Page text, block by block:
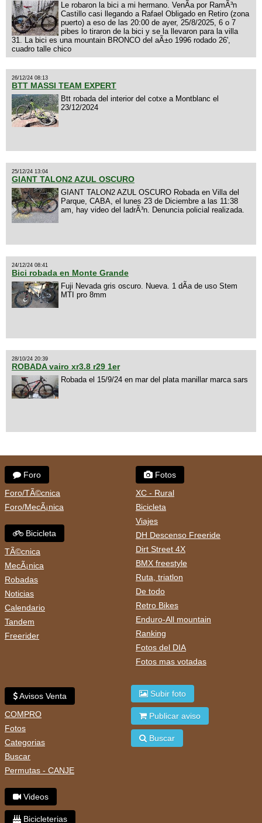
Le robaron la bici a mi hermano. VenÃ­a por RamÃ³n
Castillo casi llegando a Rafael Obligado en Retiro (zona
puerto) a eso de las 20:00 de ayer, 25/8/2025, 6 o 7
pibes lo tiraron de la bici y se la llevaron para la villa
31. La bici es una mountain BRONCO del aÃ±o 1996 rodado 26',
cuadro talle chico
26/12/24 08:13
BTT MASSI TEAM EXPERT
Btt robada del interior del cotxe a Montblanc el
23/12/2024
25/12/24 13:04
GIANT TALON2 AZUL OSCURO
GIANT TALON2 AZUL OSCURO Robada en Villa del
Parque, CABA, el lunes 23 de Diciembre a las 11:38
am, hay video del ladrÃ³n. Denuncia policial realizada.
24/12/24 08:41
Bici robada en Monte Grande
Fuji Nevada gris oscuro. Nueva. 1 dÃ­a de uso Stem
MTI pro 8mm
28/10/24 20:39
ROBADA vairo xr3.8 r29 1er
Robada el 15/9/24 en mar del plata manillar marca sars
Foro
Foro/TÃ©cnica
Foro/MecÃ¡nica
Bicicleta
TÃ©cnica
MecÃ¡nica
Robadas
Noticias
Calendario
Tandem
Freerider
Fotos
XC - Rural
Bicicleta
Viajes
DH Descenso Freeride
Dirt Street 4X
BMX freestyle
Ruta, triatlon
De todo
Retro Bikes
Enduro-All mountain
Ranking
Fotos del DIA
Fotos mas votadas
Avisos Venta
COMPRO
Fotos
Categorias
Buscar
Permutas - CANJE
Videos
Bicicleterias
Subir foto
Publicar aviso
Buscar